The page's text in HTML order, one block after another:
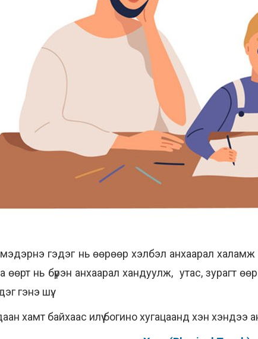
гэдэг нь өөрөөр хэлбэл анхаарал халамж
өөрт нь бүрэн анхаарал хандуулж, утас, зурагт
гэнэ шүү.
хамт байхаас илүү богино хугацаанд хэн хэндээ